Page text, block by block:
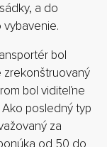
a do
bol
zrekonštruovaný
bol viditeľne
posledný typ
za
od 50 do